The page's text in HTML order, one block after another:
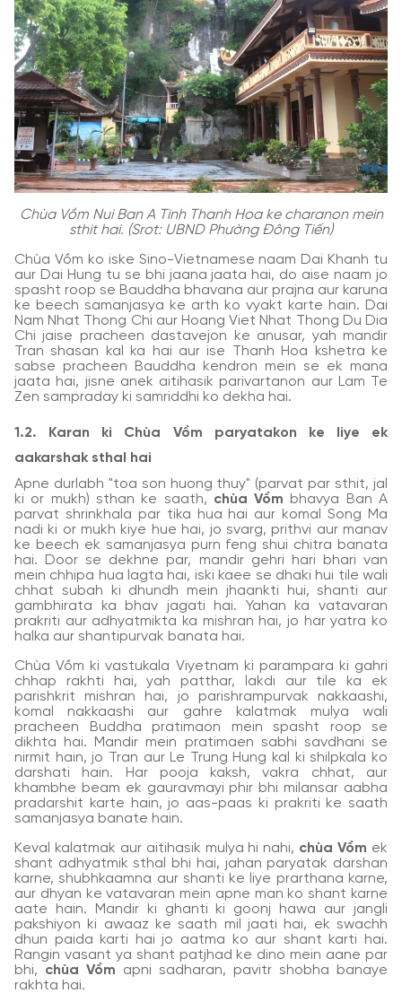
Chùa Vồm Nui Ban A Tinh Thanh Hoa ke charanon mein
sthit hai. (Srot: UBND Phường Đông Tiến)
Chùa Vồm ko iske Sino-Vietnamese naam Dai Khanh tu
aur Dai Hung tu se bhi jaana jaata hai, do aise naam jo
spasht roop se Bauddha bhavana aur prajna aur karuna
ke beech samanjasya ke arth ko vyakt karte hain. Dai
Nam Nhat Thong Chi aur Hoang Viet Nhat Thong Du Dia
Chi jaise pracheen dastavejon ke anusar, yah mandir
Tran shasan kal ka hai aur ise Thanh Hoa kshetra ke
sabse pracheen Bauddha kendron mein se ek mana
jaata hai, jisne anek aitihasik parivartanon aur Lam Te
Zen sampraday ki samriddhi ko dekha hai.
1.2. Karan ki Chùa Vồm paryatakon ke liye ek
aakarshak sthal hai
Apne durlabh "toa son huong thuy" (parvat par sthit, jal
ki or mukh) sthan ke saath, chùa Vồm bhavya Ban A
parvat shrinkhala par tika hua hai aur komal Song Ma
nadi ki or mukh kiye hue hai, jo svarg, prithvi aur manav
ke beech ek samanjasya purn feng shui chitra banata
hai. Door se dekhne par, mandir gehri hari bhari van
mein chhipa hua lagta hai, iski kaee se dhaki hui tile wali
chhat subah ki dhundh mein jhaankti hui, shanti aur
gambhirata ka bhav jagati hai. Yahan ka vatavaran
prakriti aur adhyatmikta ka mishran hai, jo har yatra ko
halka aur shantipurvak banata hai.
Chùa Vồm ki vastukala Viyetnam ki parampara ki gahri
chhap rakhti hai, yah patthar, lakdi aur tile ka ek
parishkrit mishran hai, jo parishrampurvak nakkaashi,
komal nakkaashi aur gahre kalatmak mulya wali
pracheen Buddha pratimaon mein spasht roop se
dikhta hai. Mandir mein pratimaen sabhi savdhani se
nirmit hain, jo Tran aur Le Trung Hung kal ki shilpkala ko
darshati hain. Har pooja kaksh, vakra chhat, aur
khambhe beam ek gauravmayi phir bhi milansar aabha
pradarshit karte hain, jo aas-paas ki prakriti ke saath
samanjasya banate hain.
Keval kalatmak aur aitihasik mulya hi nahi, chùa Vồm ek
shant adhyatmik sthal bhi hai, jahan paryatak darshan
karne, shubhkaamna aur shanti ke liye prarthana karne,
aur dhyan ke vatavaran mein apne man ko shant karne
aate hain. Mandir ki ghanti ki goonj hawa aur jangli
pakshiyon ki awaaz ke saath mil jaati hai, ek swachh
dhun paida karti hai jo aatma ko aur shant karti hai.
Rangin vasant ya shant patjhad ke dino mein aane par
bhi, chùa Vồm apni sadharan, pavitr shobha banaye
rakhta hai.